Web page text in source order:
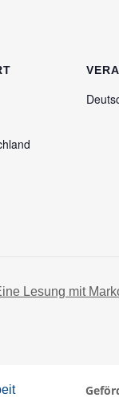
Lesung mit